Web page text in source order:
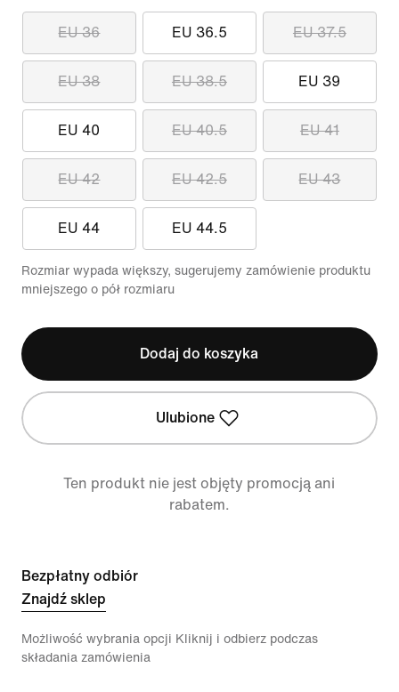
EU 36 EU 36.5 EU 37.5
EU 38 EU 38.5 EU 39
EU 40 EU 40.5 EU 41
EU 42 EU 42.5 EU 43
EU 44 EU 44.5
Rozmiar wypada większy, sugerujemy zamówienie produktu
mniejszego o pół rozmiaru
Dodaj do koszyka
Ulubione
Ten produkt nie jest objęty promocją ani
rabatem.
Bezpłatny odbiór
Znajdź sklep
Możliwość wybrania opcji Kliknij i odbierz podczas
składania zamówienia